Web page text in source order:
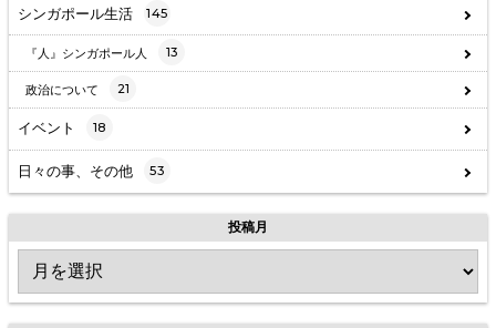
シンガポール生活 145
『人』シンガポール人 13
政治について 21
イベント 18
日々の事、その他 53
投稿月